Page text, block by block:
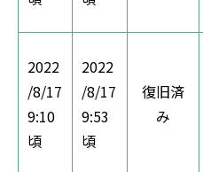
2022
/8/17
9:10
頃
2022
/8/17
9:53
頃
復旧済
み